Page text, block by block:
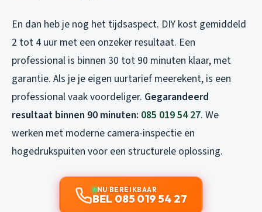
En dan heb je nog het tijdsaspect. DIY kost gemiddeld
2 tot 4 uur met een onzeker resultaat. Een
professional is binnen 30 tot 90 minuten klaar, met
garantie. Als je je eigen uurtarief meerekent, is een
professional vaak voordeliger. Gegarandeerd
resultaat binnen 90 minuten: 085 019 54 27. We
werken met moderne camera-inspectie en
hogedrukspuiten voor een structurele oplossing.
NU BEREIKBAAR
BEL 085 019 54 27